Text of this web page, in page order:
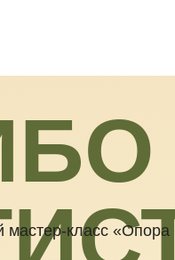
класс «Опора и